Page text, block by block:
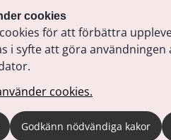
cookies
för att förbättra
i syfte att göra
cookies.
Godkänn nödvändiga kakor